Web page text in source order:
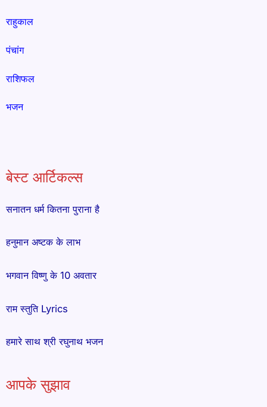
राहुकाल
पंचांग
राशिफल
भजन
बेस्ट आर्टिकल्स
सनातन धर्म कितना पुराना है
हनुमान अष्टक के लाभ
भगवान विष्णु के 10 अवतार
राम स्तुति Lyrics
हमारे साथ श्री रघुनाथ भजन
आपके सुझाव